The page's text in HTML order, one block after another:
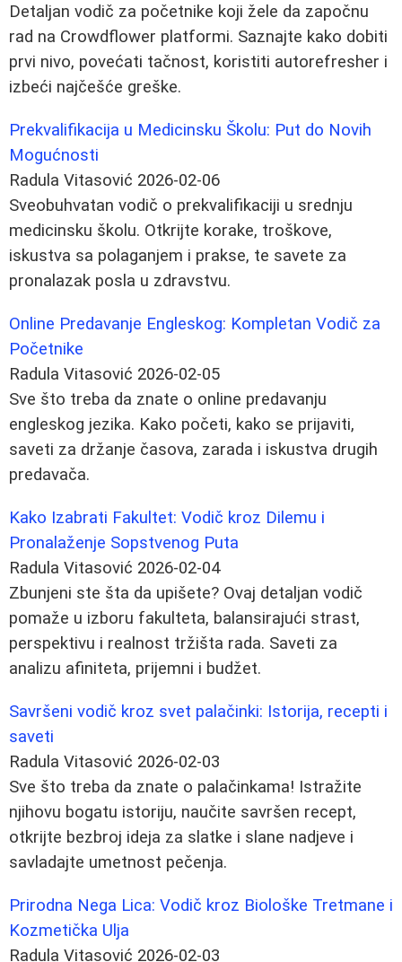
Detaljan vodič za početnike koji žele da započnu
rad na Crowdflower platformi. Saznajte kako dobiti
prvi nivo, povećati tačnost, koristiti autorefresher i
izbeći najčešće greške.
Prekvalifikacija u Medicinsku Školu: Put do Novih
Mogućnosti
Radula Vitasović 2026-02-06
Sveobuhvatan vodič o prekvalifikaciji u srednju
medicinsku školu. Otkrijte korake, troškove,
iskustva sa polaganjem i prakse, te savete za
pronalazak posla u zdravstvu.
Online Predavanje Engleskog: Kompletan Vodič za
Početnike
Radula Vitasović 2026-02-05
Sve što treba da znate o online predavanju
engleskog jezika. Kako početi, kako se prijaviti,
saveti za držanje časova, zarada i iskustva drugih
predavača.
Kako Izabrati Fakultet: Vodič kroz Dilemu i
Pronalaženje Sopstvenog Puta
Radula Vitasović 2026-02-04
Zbunjeni ste šta da upišete? Ovaj detaljan vodič
pomaže u izboru fakulteta, balansirajući strast,
perspektivu i realnost tržišta rada. Saveti za
analizu afiniteta, prijemni i budžet.
Savršeni vodič kroz svet palačinki: Istorija, recepti i
saveti
Radula Vitasović 2026-02-03
Sve što treba da znate o palačinkama! Istražite
njihovu bogatu istoriju, naučite savršen recept,
otkrijte bezbroj ideja za slatke i slane nadjeve i
savladajte umetnost pečenja.
Prirodna Nega Lica: Vodič kroz Biološke Tretmane i
Kozmetička Ulja
Radula Vitasović 2026-02-03